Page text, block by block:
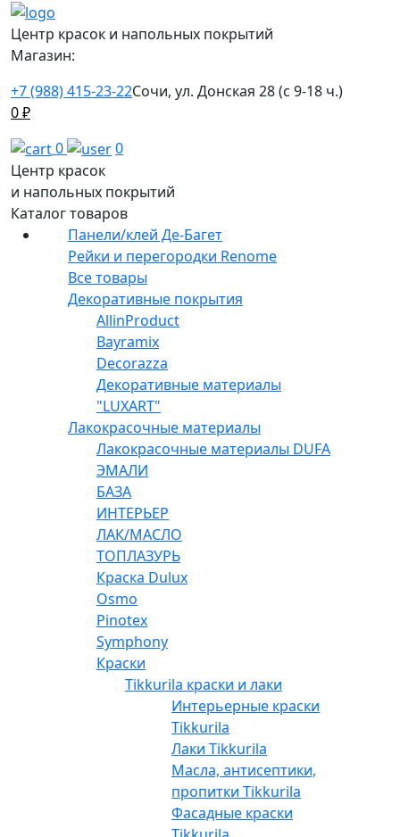
Центр красок и напольных покрытий
Магазин:
+7 (988) 415-23-22Сочи, ул. Донская 28 (с 9-18 ч.)
0₽
0
0
Центр красок
и напольных покрытий
Каталог товаров
Панели/клей Де-Багет
Рейки и перегородки Renome
Все товары
Декоративные покрытия
AllinProduct
Bayramix
Decorazza
Декоративные материалы
"LUXART"
Лакокрасочные материалы
Лакокрасочные материалы DUFA
ЭМАЛИ
БАЗА
ИНТЕРЬЕР
ЛАК/МАСЛО
ТОПЛАЗУРЬ
Краска Dulux
Osmo
Pinotex
Symphony
Краски
Tikkurila краски и лаки
Интерьерные краски
Tikkurila
Лаки Tikkurila
Масла, антисептики,
пропитки Tikkurila
Фасадные краски